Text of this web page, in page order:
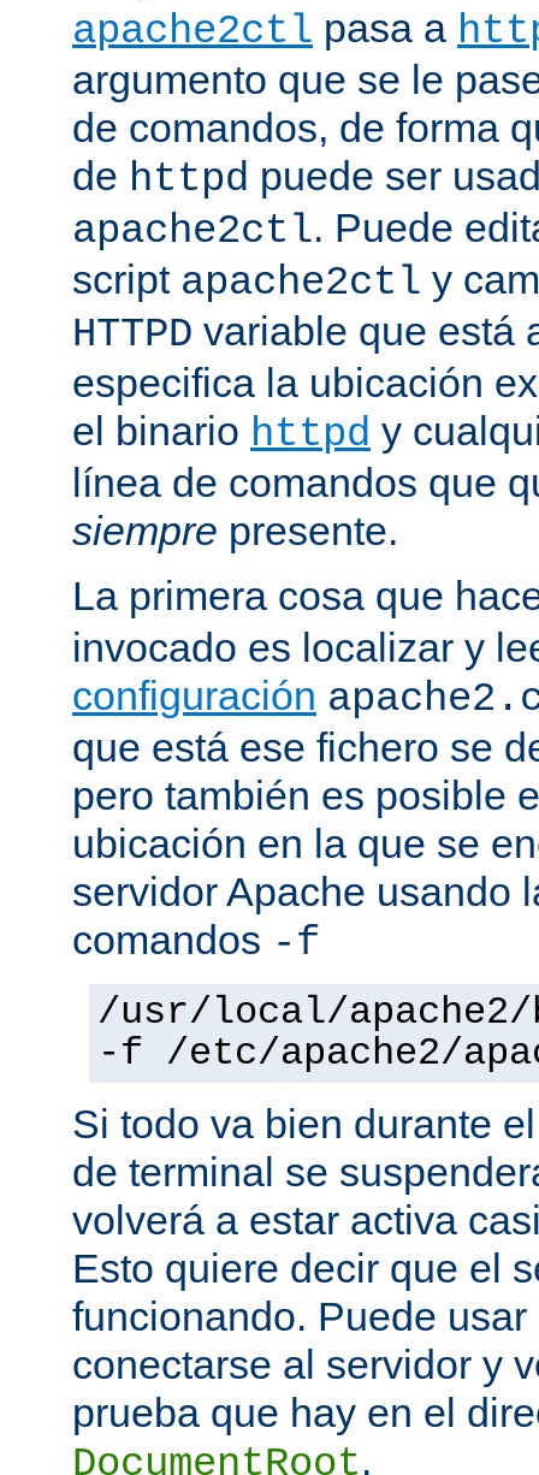
apache2ctl pasa a
argumento que se le
de comandos, de forma
de httpd puede ser
apache2ctl. Puede
script apache2ctl y
HTTPD variable que está
especifica la ubicación
el binario httpd y
línea de comandos que
siempre presente.
La primera cosa que
invocado es localizar y
configuración
que está ese fichero se
pero también es posible
ubicación en la que se
servidor Apache usando
comandos -f
/usr/local/
-f /etc/apache2/
Si todo va bien durante
de terminal se
volverá a estar activa
Esto quiere decir que el
funcionando. Puede
conectarse al servidor y
prueba que hay en el
DocumentRoot.